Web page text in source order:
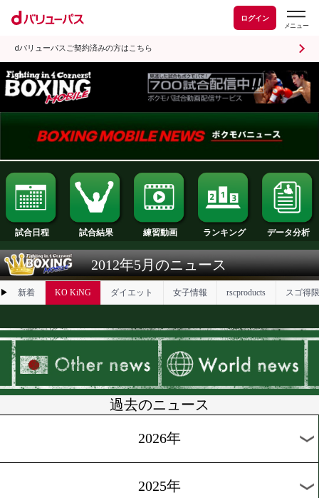
ログイン
dバリューパスご契約済みの方はこちら
試合日程 試合結果 練習動画 ランキング
新着 ダイエット
過去のニュース